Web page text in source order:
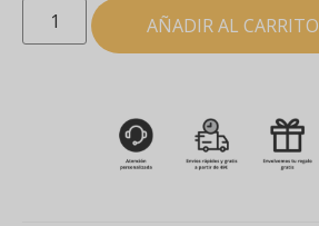
AÑADIR AL CARRITO